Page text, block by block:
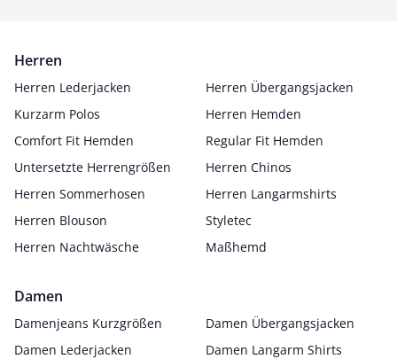
Herren
Herren Lederjacken
Herren Übergangsjacken
Kurzarm Polos
Herren Hemden
Comfort Fit Hemden
Regular Fit Hemden
Untersetzte Herrengrößen
Herren Chinos
Herren Sommerhosen
Herren Langarmshirts
Herren Blouson
Styletec
Herren Nachtwäsche
Maßhemd
Damen
Damenjeans Kurzgrößen
Damen Übergangsjacken
Damen Lederjacken
Damen Langarm Shirts